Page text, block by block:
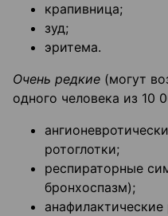
крапивница;
зуд;
эритема.
Очень редкие (могут
одного человека из 10
ротоглотки;
респираторные
бронхоспазм);